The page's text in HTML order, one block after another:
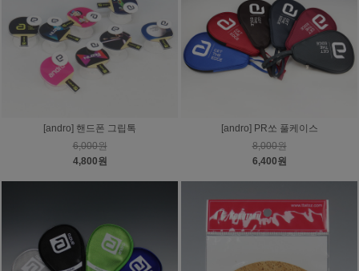
[andro] 핸드폰 그립톡
6,000원
4,800원
[andro] PR쏘 풀케이스
8,000원
6,400원